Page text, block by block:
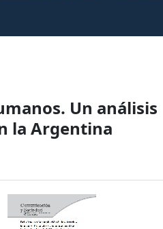
Un análisis
la Argentina